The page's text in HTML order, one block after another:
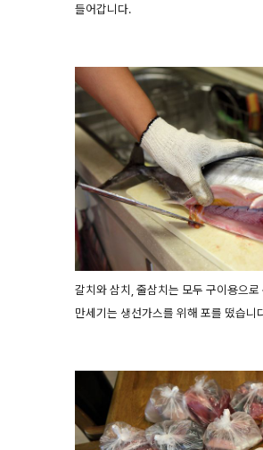
들어갑니다.
갈치와 삼치, 줄삼치는 모두 구이용으로
만세기는 생선가스를 위해 포를 떴습니